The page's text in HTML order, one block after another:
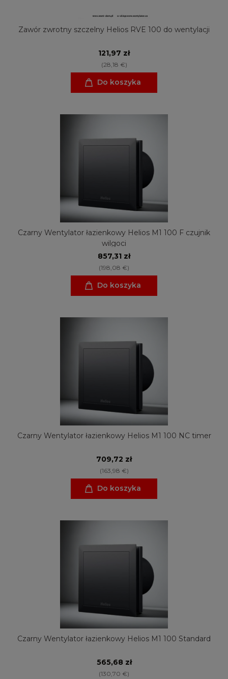
Zawór zwrotny szczelny Helios RVE 100 do wentylacji
121,97 zł
(28,18 €)
Do koszyka
Czarny Wentylator łazienkowy Helios M1 100 F czujnik
wilgoci
857,31 zł
(198,08 €)
Do koszyka
Czarny Wentylator łazienkowy Helios M1 100 NC timer
709,72 zł
(163,98 €)
Do koszyka
Czarny Wentylator łazienkowy Helios M1 100 Standard
565,68 zł
(130,70 €)